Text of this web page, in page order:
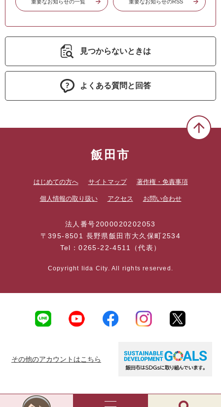
重要なお知らせの一覧 重要なお知らせのRSS
見つからないときは
よくある質問と回答
飯田市
はじめての方へ サイトマップ 著作権・免責事項
個人情報の取り扱い アクセス お問い合わせ
法人番号2000020202053
〒395-8501 長野県飯田市大久保町2534
Tel：0265-22-4511（代表）
Copyright Iida City. All rights reserved.
その他のアカウントはこちら